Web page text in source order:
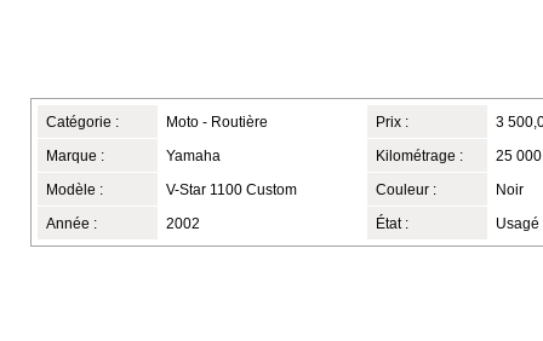
Catégorie : Moto - Routière
Marque : Yamaha
Modèle : V-Star 1100 Custom
Année : 2002
Prix : 3
Kilométrage : 25
Couleur : Noir
État : Usagé